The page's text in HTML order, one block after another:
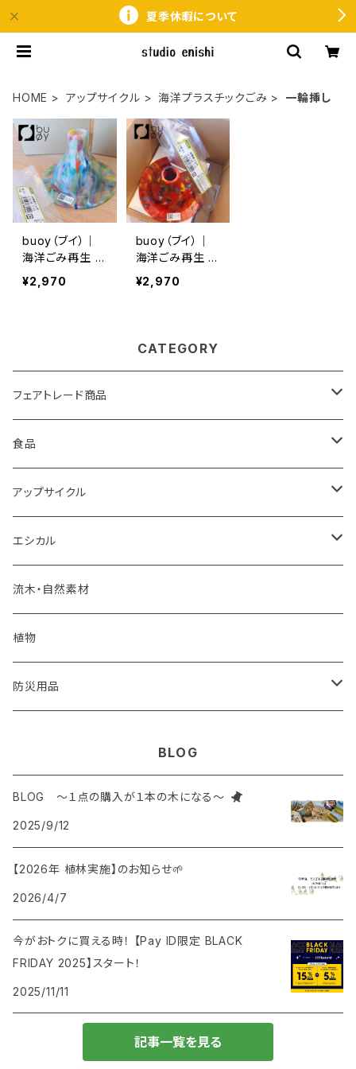
夏季休暇について
HOME アップサイクル 海洋プラスチックごみ 一輪挿し
buoy（ブイ）｜
海洋ごみ再生 ア
ップサイクル 一
輪挿し（試験管）
¥2,970
buoy（ブイ）｜
海洋ごみ再生 ア
ップサイクル 一
輪挿し（試験管）
ト 赤
¥2,970
CATEGORY
フェアトレード商品
バック
雑貨
食品
食品
モンゴル岩塩
調味料・食品
フェアトレード食品
アップサイクル
エコペーパー
PSペーパー
オリジナルカレンダー
海洋プラスチックごみ
コースター
植木鉢
建築廃材
ウッドボード
天然石
鍋敷き
コースター
ポーチ
トートバック
廃材を使ったオリジナルインテリア
エシカル
炭
くり返し使えるエコアイテム
蜜蝋ラップ
知育ブロック
流木・自然素材
植物
防災用品
BLOG
BLOG ～１点の購入が１本の木になる～
2025/9/12
【2026年 植林実施】のお知らせ🌱
2026/4/7
今がおトクに買える時！ 【Pay ID限定 BLACK
FRIDAY 2025】スタート！
2025/11/11
記事一覧を見る